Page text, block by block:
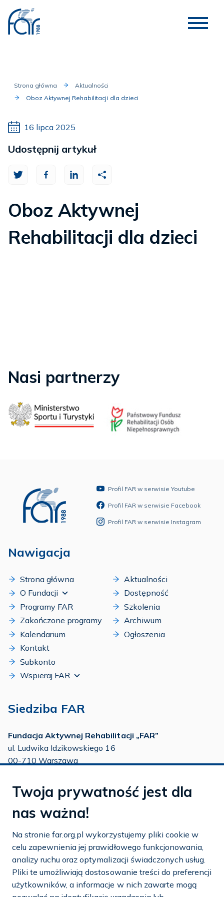
Strona główna
Aktualności
Oboz Aktywnej Rehabilitacji dla dzieci
16 lipca 2025
Oboz Aktywnej
Rehabilitacji dla dzieci
Udostępnij artykuł
Nasi partnerzy
Profil FAR w serwisie Youtube
Profil FAR w serwisie Facebook
Profil FAR w serwisie Instagram
Nawigacja
Strona główna
O Fundacji
Programy FAR
Zakończone programy
Kalendarium
Kontakt
Subkonto
Wspieraj FAR
Aktualności
Dostępność
Szkolenia
Archiwum
Ogłoszenia
Siedziba FAR
Fundacja Aktywnej Rehabilitacji „FAR”
ul. Ludwika Idzikowskiego 16
00-710 Warszawa
tel.:22 651 88 03
22 858 26 39
tel.:22 642 22 91
e-mail:info@far.org.pl
Dostosuj cookies
Twoja prywatność jest dla
nas ważna!
Na stronie far.org.pl wykorzystujemy pliki cookie w
celu zapewnienia jej prawidłowego funkcjonowania,
analizy ruchu oraz optymalizacji świadczonych usług.
Pliki te umożliwiają dostosowanie treści do preferencji
użytkowników, a informacje w nich zawarte mogą